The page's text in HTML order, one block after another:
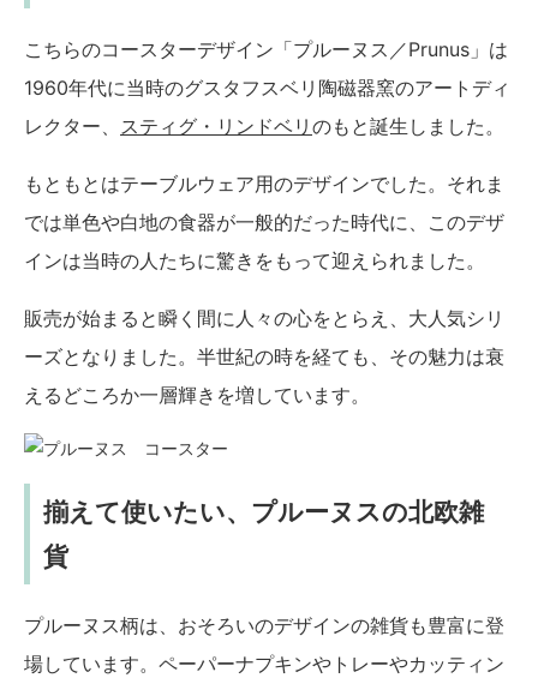
こちらのコースターデザイン「プルーヌス／Prunus」は
1960年代に当時のグスタフスベリ陶磁器窯のアートディ
レクター、 スティグ・リンドベリ のもと誕生しました。
もともとはテーブルウェア用のデザインでした。それま
では単色や白地の食器が一般的だった時代に、このデザ
インは当時の人たちに驚きをもって迎えられました。
販売が始まると瞬く間に人々の心をとらえ、大人気シリ
ーズとなりました。半世紀の時を経ても、その魅力は衰
えるどころか一層輝きを増しています。
揃えて使いたい、プルーヌスの北欧雑
貨
プルーヌス柄は、おそろいのデザインの雑貨も豊富に登
場しています。ペーパーナプキンやトレーやカッティン